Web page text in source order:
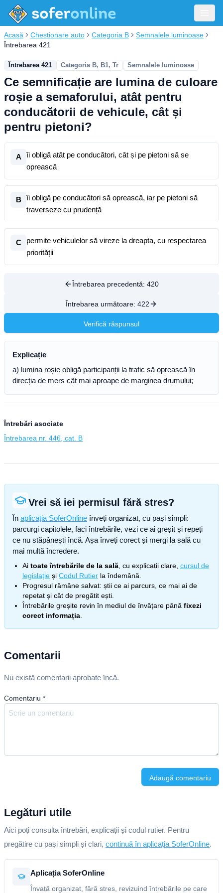
Acasă Chestionare auto Categoria B
Semnalele luminoase
Întrebarea 421
Întrebarea 421 Categoria B, B1, Tr Semnalele luminoase
Ce semnificație are lumina de culoare
roșie a semaforului, atât pentru
conducătorii de vehicule, cât și
pentru pietoni?
A
îi obligă atât pe conducători, cât și pe pietoni să se
oprească
B
îi obligă pe conducători să oprească, iar pe pietoni să
traverseze cu prudență
C
permite vehiculelor să vireze la dreapta, cu respectarea
priorității
Întrebarea precedentă: 420
Întrebarea următoare: 422
Verifică răspunsul
Explicație
a) lumina roșie obligă participanții la trafic să oprească în
direcția de mers cât mai aproape de marginea drumului;
Întrebări asociate
Întrebarea nr. 446, cat. B
Vrei să iei permisul fără stres?
În aplicația SoferOnline înveți organizat, cu pași simpli:
parcurgi capitolele, faci întrebările, vezi ce ai greșit și repeți
ce nu stăpânești încă. Așa înveți corect și mergi la sală cu
mai multă încredere.
Ai toate întrebările de la sală , cu explicații clare, cursul de
legislație și Codul Rutier la îndemână.
Progresul rămâne salvat: știi ce ai parcurs, ce mai ai de
repetat și cât de pregătit ești.
Întrebările greșite revin în mediul de învățare până fixezi
corect informația
Comentarii
Nu există comentarii aprobate încă.
Comentariu *
Adaugă comentariu
Legături utile
Aici poți consulta întrebări, explicații și codul rutier. Pentru
pregătire cu pași simpli și clari, continuă în aplicația SoferOnline.
Aplicația SoferOnline
Învață organizat, fără stres, revizuind întrebările pe care